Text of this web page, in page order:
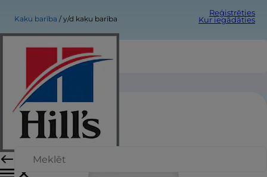
Reģistrēties
Kur iegādāties
Kaķu barība y/d kaķu barība
y/d kaķu barība